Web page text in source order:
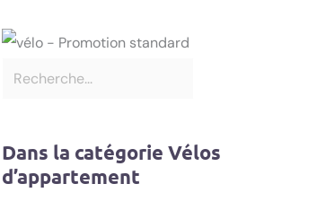
Dans la catégorie Vélos
d’appartement